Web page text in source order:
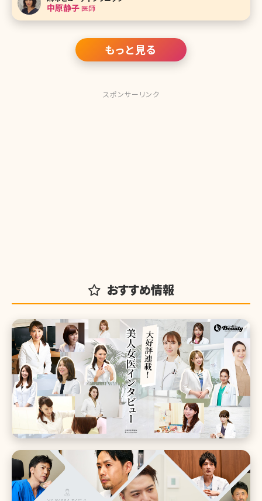
自身のことはもちろん、クリ
中原静子医師
もっと見る
スポンサーリンク
おすすめ情報